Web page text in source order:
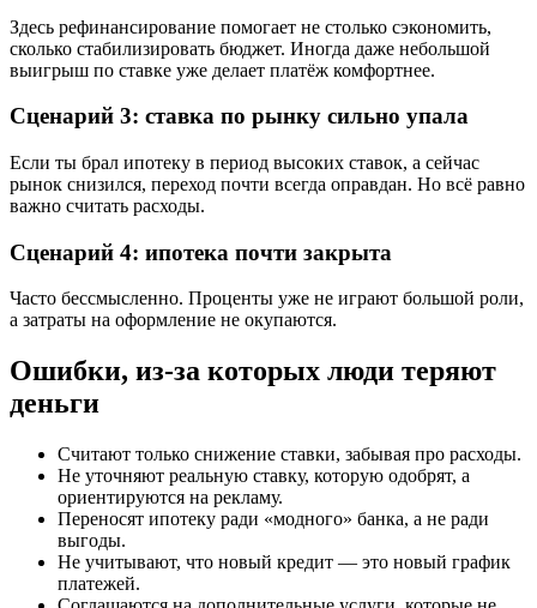
Здесь рефинансирование помогает не столько сэкономить,
сколько стабилизировать бюджет. Иногда даже небольшой
выигрыш по ставке уже делает платёж комфортнее.
Сценарий 3: ставка по рынку сильно упала
Если ты брал ипотеку в период высоких ставок, а сейчас
рынок снизился, переход почти всегда оправдан. Но всё равно
важно считать расходы.
Сценарий 4: ипотека почти закрыта
Часто бессмысленно. Проценты уже не играют большой роли,
а затраты на оформление не окупаются.
Ошибки, из-за которых люди теряют
деньги
Считают только снижение ставки, забывая про расходы.
Не уточняют реальную ставку, которую одобрят, а
ориентируются на рекламу.
Переносят ипотеку ради «модного» банка, а не ради
выгоды.
Не учитывают, что новый кредит — это новый график
платежей.